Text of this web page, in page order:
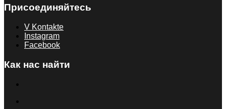
Присоединяйтесь
V Kontakte
Instagram
Facebook
Как нас найти